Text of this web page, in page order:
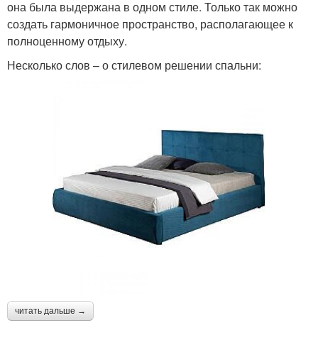
она была выдержана в одном стиле. Только так можно
создать гармоничное пространство, располагающее к
полноценному отдыху.
Несколько слов – о стилевом решении спальни:
читать дальше →